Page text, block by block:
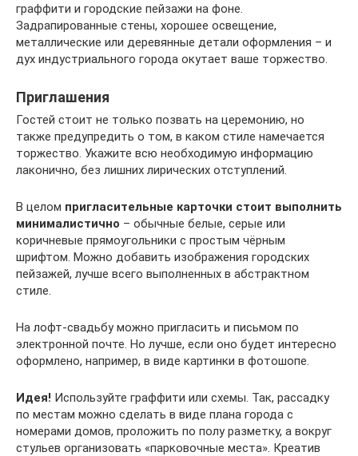
граффити и городские пейзажи на фоне.
Задрапированные стены, хорошее освещение,
металлические или деревянные детали оформления – и
дух индустриального города окутает ваше торжество.
Приглашения
Гостей стоит не только позвать на церемонию, но
также предупредить о том, в каком стиле намечается
торжество. Укажите всю необходимую информацию
лаконично, без лишних лирических отступлений.
В целом пригласительные карточки стоит выполнить
минималистично – обычные белые, серые или
коричневые прямоугольники с простым чёрным
шрифтом. Можно добавить изображения городских
пейзажей, лучше всего выполненных в абстрактном
стиле.
На лофт-свадьбу можно пригласить и письмом по
электронной почте. Но лучше, если оно будет интересно
оформлено, например, в виде картинки в фотошопе.
Идея! Используйте граффити или схемы. Так, рассадку
по местам можно сделать в виде плана города с
номерами домов, проложить по полу разметку, а вокруг
стульев организовать «парковочные места». Креатив